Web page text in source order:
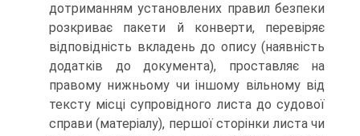
дотриманням установлених правил безпеки
розкриває пакети й конверти, перевіряє
відповідність вкладень до опису (наявність
додатків до документа), проставляє на
правому нижньому чи іншому вільному від
тексту місці супровідного листа до судової
справи (матеріалу), першої сторінки листа чи